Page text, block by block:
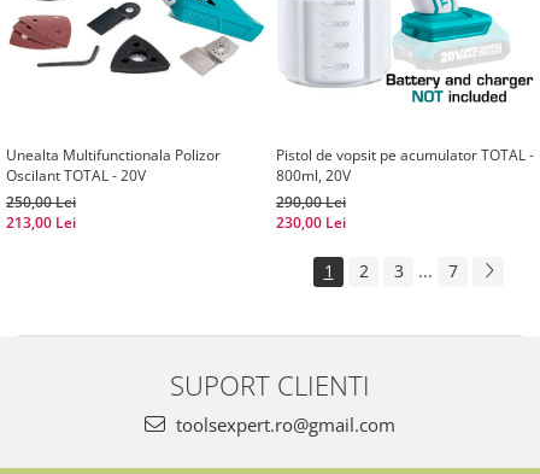
Unealta Multifunctionala Polizor
Oscilant TOTAL - 20V
250,00 Lei
213,00 Lei
Pistol de vopsit pe acumulator TOTAL -
800ml, 20V
290,00 Lei
230,00 Lei
1 2 3 ... 7
SUPORT CLIENTI
toolsexpert.ro@gmail.com